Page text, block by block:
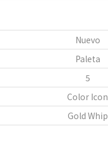
Nuevo
Paleta
5
Color Icon
Gold Whip